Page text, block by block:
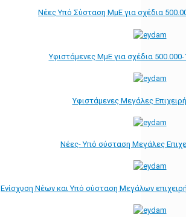
Νέες Υπό Σύσταση ΜμΕ για σχέδια
Υφιστάμενες ΜμΕ για σχέδια
Υφιστάμενες Μεγάλες
Νέες- Υπό σύσταση Μεγάλες
Ενίσχυση Νέων και Υπό σύσταση Μεγάλων